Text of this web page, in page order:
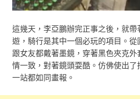
這幾天，李亞鵬辦完正事之後，就帶
遊，騎行是其中一個必玩的項目。從
跟女友都戴著墨鏡，穿著黑色夾克外
情一致，對著鏡頭耍酷。仿佛使出了
一站都如同畫報。